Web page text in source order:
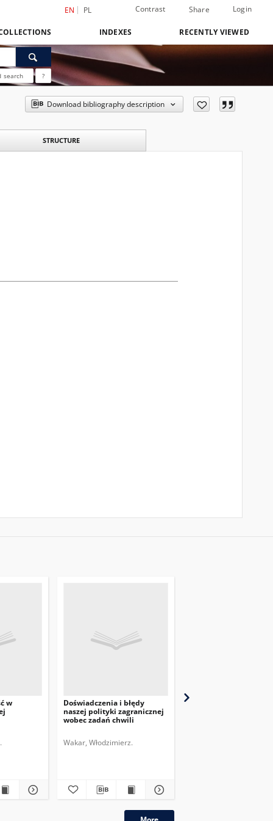
EN PL Contrast Share Login
INDEXES RECENTLY VIEWED
search ?
Download bibliography description
STRUCTURE
w
Doświadczenia i błędy
naszej polityki zagranicznej
wobec zadań chwili
Wakar, Włodzimierz.